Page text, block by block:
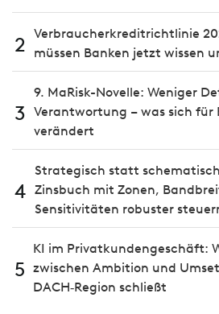
2 Verbraucherkreditrichtlinie
müssen Banken jetzt wissen
3
9. MaRisk-Novelle: Weniger
Verantwortung – was sich für
verändert
4
Strategisch statt
Zinsbuch mit Zonen,
Sensitivitäten robuster
5
KI im Privatkundengeschäft:
zwischen Ambition und
DACH‑Region schließt